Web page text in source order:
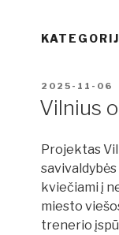
PASKELBTA
2025-11-06
Vilnius
Projektas
kviečiami į
miesto
trenerio